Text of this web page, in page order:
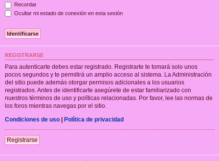
Recordar
Ocultar mi estado de conexión en esta sesión
REGISTRARSE
Para autenticarte debes estar registrado. Registrarte te tomará solo unos
pocos segundos y te permitirá un amplio acceso al sistema. La Administración
del sitio puede además otorgar permisos adicionales a los usuarios
registrados. Antes de identificarte asegúrete de estar familiarizado con
nuestros términos de uso y políticas relacionadas. Por favor, lee las normas de
los foros mientras navegas por el sitio.
Condiciones de uso | Política de privacidad
Registrarse